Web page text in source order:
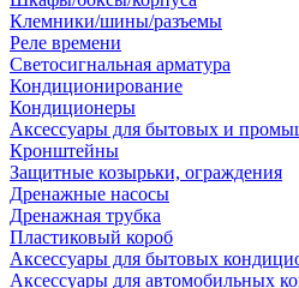
Клемники/шины/разъемы
Реле времени
Светосигнальная арматура
Кондиционирование
Кондиционеры
Аксессуары для бытовых и
Кронштейны
Защитные козырьки, ограждения
Дренажные насосы
Дренажная трубка
Пластиковый короб
Аксессуары для бытовых
Аксессуары для автомобильных